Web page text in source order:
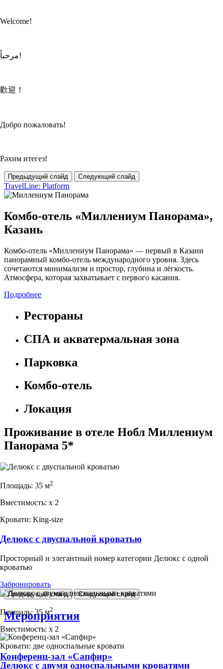
Welcome!
مرحباً!
歡迎！
Добро пожаловать!
Рәхим итегез!
Предыдущий слайд Следующий слайд
TravelLine: Platform
Комбо-отель «Миллениум Панорама»,
Казань
Комбо-отель «Миллениум Панорама» — первый в Казани
панорамный комбо-отель международного уровня. Здесь
сочетаются минимализм и простор, глубина и лёгкость.
Атмосфера, которая захватывает с первого касания.
Подробнее
Рестораны
СПА и акватермальная зона
Парковка
Комбо-отель
Локация
Проживание в отеле Нобл Миллениум
Панорама 5*
Площадь: 35 м2
Вместимость: x 2
Кровати: King-size
Делюкс с двуспальной кроватью
Просторный и элегантный номер категории Делюкс с одной
кроватью
Забронировать
Площадь: 35 м2
Вместимость: x 2
Кровати: две односпальные кровати
Делюкс с двумя односпальными кроватями
Предыдущий слайд Следующий слайд
Мероприятия
Конференц-зал «Сапфир»